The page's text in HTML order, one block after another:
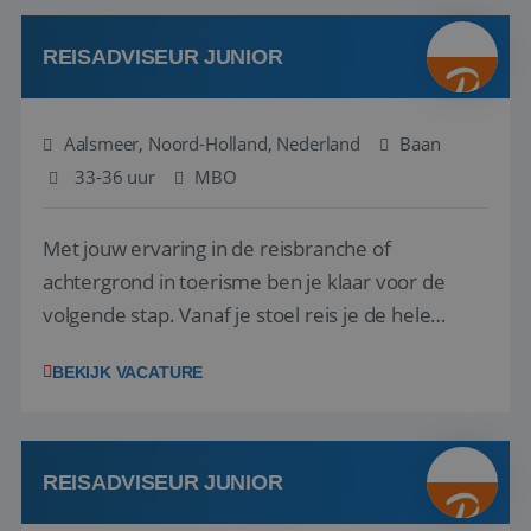
werken: of het nu gaat om vragen ...
REISADVISEUR JUNIOR
Aalsmeer, Noord-Holland, Nederland
Baan
33-36 uur
MBO
Met jouw ervaring in de reisbranche of
achtergrond in toerisme ben je klaar voor de
volgende stap. Vanaf je stoel reis je de hele
wensen van je team, je klant en wat er in de
klanten te overtuigen om die droomreis te
boeken! ...
BEKIJK VACATURE
REISADVISEUR JUNIOR